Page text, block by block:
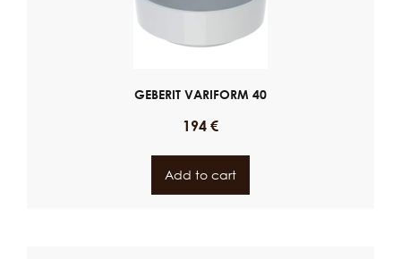
GEBERIT VARIFORM 40
194 €
Add to cart